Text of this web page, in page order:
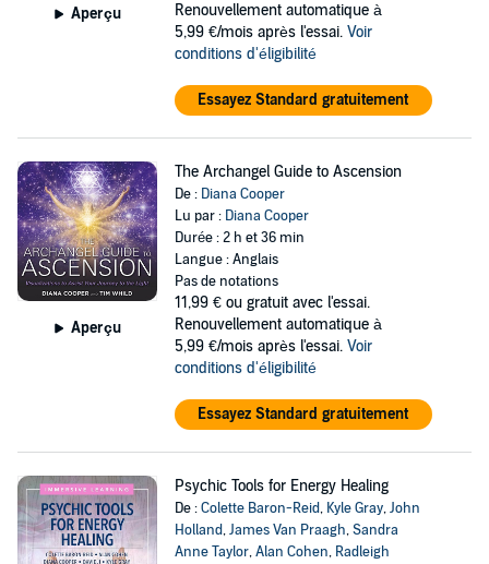
Aperçu
Renouvellement automatique à
5,99 €/mois après l'essai. Voir
conditions d'éligibilité
Essayez Standard gratuitement
Aperçu
The Archangel Guide to Ascension
De : Diana Cooper
Lu par : Diana Cooper
Durée : 2 h et 36 min
Langue : Anglais
Pas de notations
11,99 € ou gratuit avec l'essai.
Renouvellement automatique à
5,99 €/mois après l'essai. Voir
conditions d'éligibilité
Essayez Standard gratuitement
Psychic Tools for Energy Healing
De :Colette Baron-Reid, Kyle Gray,John
Holland,James Van Praagh,Sandra
Anne Taylor,Alan Cohen, Radleigh